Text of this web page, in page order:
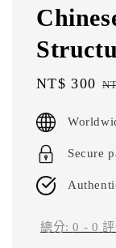
Sale
NT$ 300
Secure
總分:0 - 0